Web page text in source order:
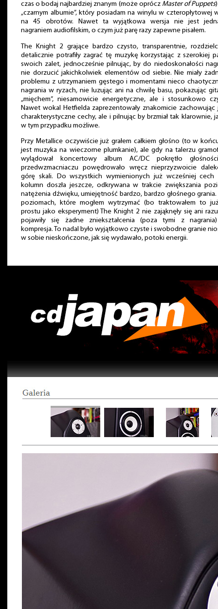
czas o bodaj najbardziej znanym (może oprócz Master of Puppets
„czarnym albumie”, który posiadam na winylu w czteropłytowej
na 45 obrotów. Nawet ta wyjątkowa wersja nie jest
nagraniem audiofilskim, o czym już parę razy zapewne pisałem.
The Knight 2 grające bardzo czysto, transparentnie,
detalicznie potrafiły zagrać tę muzykę korzystając z szerokiej
swoich zalet, jednocześnie pilnując, by do niedoskonałości
nie dorzucić jakichkolwiek elementów od siebie. Nie miały
problemu z utrzymaniem gęstego i momentami nieco
nagrania w ryzach, nie luzując ani na chwilę basu, pokazując
„mięchem”, niesamowicie energetyczne, ale i stosunkowo
Nawet wokal Hetfielda zaprezentowały znakomicie zachowując
charakterystyczne cechy, ale i pilnując by brzmiał tak klarownie,
w tym przypadku możliwe.
Przy Metallice oczywiście już grałem całkiem głośno (to w
jest muzyka na wieczorne plumkanie), ale gdy na talerzu
wylądował koncertowy album AC/DC pokrętło
przedwzmacniaczu powędrowało wręcz nieprzyzwoicie
górę skali. Do wszystkich wymienionych już wcześniej cech
kolumn doszła jeszcze, odkrywana w trakcie zwiększania
natężenia dźwięku, umiejętność bardzo, bardzo głośnego grania.
poziomach, które mogłem wytrzymać (bo traktowałem to
prostu jako eksperyment) The Knight 2 nie zająknęły się ani
pojawiły się żadne zniekształcenia (poza tymi z
kompresja. To nadal było wyjątkowo czyste i swobodne granie
w sobie nieskończone, jak się wydawało, potoki energii.